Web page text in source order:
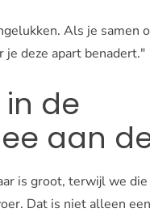
Als je samen
deze apart benadert."
de
aan
is groot, terwijl we
Dat is niet alleen